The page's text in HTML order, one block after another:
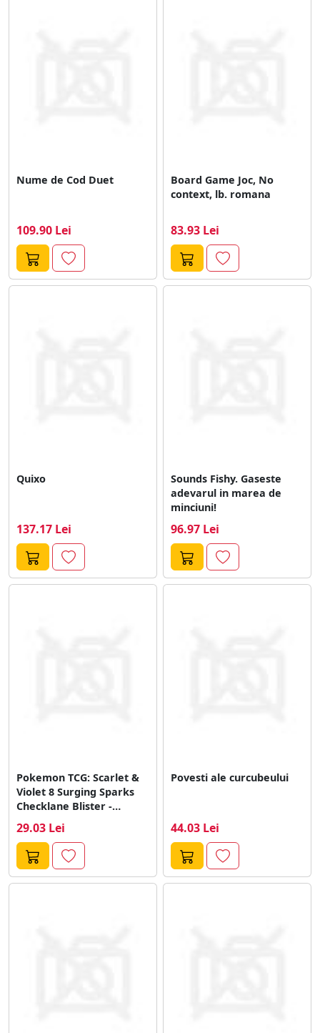
Nume de Cod Duet
109.90 Lei
Board Game Joc, No
context, lb. romana
83.93 Lei
Quixo
137.17 Lei
Sounds Fishy. Gaseste
adevarul in marea de
minciuni!
96.97 Lei
Pokemon TCG: Scarlet &
Violet 8 Surging Sparks
Checklane Blister -
29.03 Lei
Povesti ale curcubeului
44.03 Lei